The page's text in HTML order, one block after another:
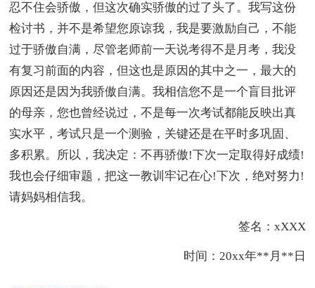
忍不住会骄傲，但这次确实骄傲的过了头了。我写这份
检讨书，并不是希望您原谅我，我是要激励自己，不能
过于骄傲自满，尽管老师前一天说考得不是月考，我没
有复习前面的内容，但这也是原因的其中之一，最大的
原因还是因为我骄傲自满。我相信您不是一个盲目批评
的母亲，您也曾经说过，不是每一次考试都能反映出真
实水平，考试只是一个测验，关键还是在平时多巩固、
多积累。所以，我决定：不再骄傲!下次一定取得好成绩!
我也会仔细审题，把这一教训牢记在心!下次，绝对努力!
请妈妈相信我。
签名：xXXX
时间：20xx年**月**日